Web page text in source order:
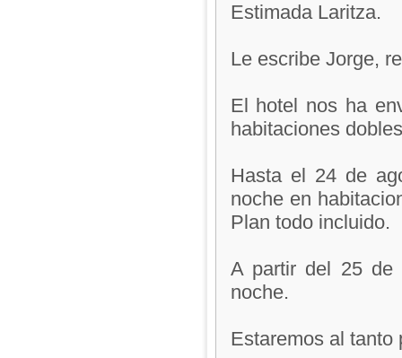
Estimada Laritza.
Le escribe Jorge,
El hotel nos ha
habitaciones
Hasta el 24 de
noche en
Plan todo incluido.
A partir del 25 de
noche.
Estaremos al tanto